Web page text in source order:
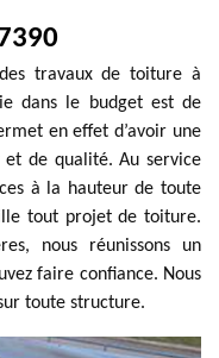
travaux de toiture à
dans le budget est de
en effet d’avoir une
de qualité. Au service
à la hauteur de toute
tout projet de toiture.
nous réunissons un
faire confiance. Nous
toute structure.